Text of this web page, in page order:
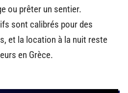
ou prêter un sentier.
sont calibrés pour des
et la location à la nuit reste
en Grèce.